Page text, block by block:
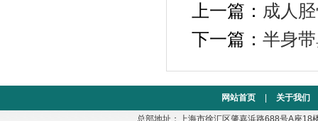
上一篇： 成人
下一篇： 半身
网站首页 关于我们
总部地址：上海市徐汇区肇嘉浜路688号A座